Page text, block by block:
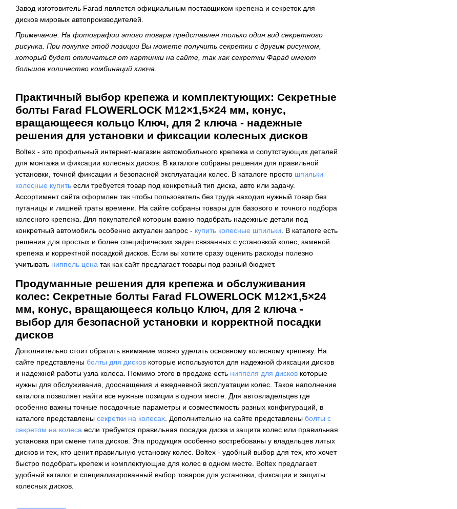
Завод изготовитель Farad является официальным поставщиком крепежа и секреток для
дисков мировых автопроизводителей.
Примечание: На фотографии этого товара представлен только один вид секретного
рисунка. При покупке этой позиции Вы можете получить секретки с другим рисунком,
который будет отличаться от картинки на сайте, так как секретки Фарад имеют
большое количество комбинаций ключа.
Практичный выбор крепежа и комплектующих: Секретные
болты Farad FLOWERLOCK M12×1,5×24 мм, конус,
вращающееся кольцо Ключ, для 2 ключа - надежные
решения для установки и фиксации колесных дисков
Boltex - это профильный интернет-магазин автомобильного крепежа и сопутствующих деталей
для монтажа и фиксации колесных дисков. В каталоге собраны решения для правильной
установки, точной фиксации и безопасной эксплуатации колес. В каталоге просто шпильки
колесные купить если требуется товар под конкретный тип диска, авто или задачу.
Ассортимент сайта оформлен так чтобы пользователь без труда находил нужный товар без
путаницы и лишней траты времени. На сайте собраны товары для базового и точного подбора
колесного крепежа. Для покупателей которым важно подобрать надежные детали под
конкретный автомобиль особенно актуален запрос - купить колесные шпильки. В каталоге есть
решения для простых и более специфических задач связанных с установкой колес, заменой
крепежа и корректной посадкой дисков. Если вы хотите сразу оценить расходы полезно
учитывать ниппель цена так как сайт предлагает товары под разный бюджет.
Продуманные решения для крепежа и обслуживания
колес: Секретные болты Farad FLOWERLOCK M12×1,5×24
мм, конус, вращающееся кольцо Ключ, для 2 ключа -
выбор для безопасной установки и корректной посадки
дисков
Дополнительно стоит обратить внимание можно уделить основному колесному крепежу. На
сайте представлены болты для дисков которые используются для надежной фиксации дисков
и надежной работы узла колеса. Помимо этого в продаже есть ниппеля для дисков которые
нужны для обслуживания, дооснащения и ежедневной эксплуатации колес. Такое наполнение
каталога позволяет найти все нужные позиции в одном месте. Для автовладельцев где
особенно важны точные посадочные параметры и совместимость разных конфигураций, в
каталоге представлены секретки на колесах. Дополнительно на сайте представлены болты с
секретом на колеса если требуется правильная посадка диска и защита колес или правильная
установка при смене типа дисков. Эта продукция особенно востребованы у владельцев литых
дисков и тех, кто ценит правильную установку колес. Boltex - удобный выбор для тех, кто хочет
быстро подобрать крепеж и комплектующие для колес в одном месте. Boltex предлагает
удобный каталог и специализированный выбор товаров для установки, фиксации и защиты
колесных дисков.